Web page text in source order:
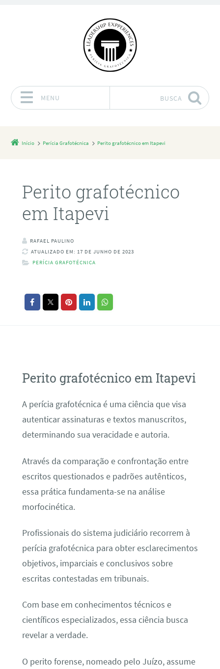
MENU BUSCA
Início Perícia Grafotécnica Perito grafotécnico em Itapevi
Perito grafotécnico
em Itapevi
RAFAEL PAULINO
ATUALIZADO EM: 17 DE JUNHO DE 2023
PERÍCIA GRAFOTÉCNICA
Perito grafotécnico em Itapevi
A perícia grafotécnica é uma ciência que visa
autenticar assinaturas e textos manuscritos,
determinando sua veracidade e autoria.
Através da comparação e confrontação entre
escritos questionados e padrões autênticos,
essa prática fundamenta-se na análise
morfocinética.
Profissionais do sistema judiciário recorrem à
perícia grafotécnica para obter esclarecimentos
objetivos, imparciais e conclusivos sobre
escritas contestadas em tribunais.
Com base em conhecimentos técnicos e
científicos especializados, essa ciência busca
revelar a verdade.
O perito forense, nomeado pelo Juízo, assume